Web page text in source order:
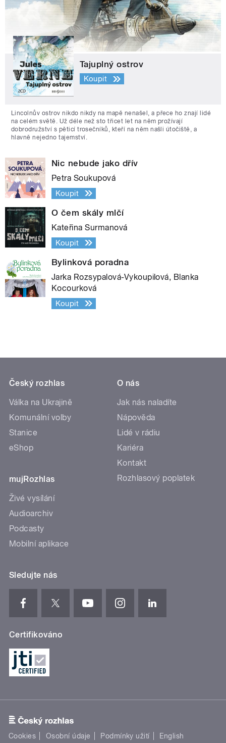
Tajuplný ostrov
Koupit
Lincolnův ostrov nikdo nikdy na mapě nenašel, a přece ho znají lidé
na celém světě. Už déle než sto třicet let na něm prožívají
dobrodružství s pěticí trosečníků, kteří na něm našli útočiště, a
hlavně nejedno tajemství.
Nic nebude jako dřív
Petra Soukupová
Koupit
O čem skály mlčí
Kateřina Surmanová
Koupit
Bylinková poradna
Jarka Rozsypalová-Vykoupilová, Blanka
Kocourková
Koupit
Český rozhlas
Válka na Ukrajině
Komunální volby
Stanice
eShop
mujRozhlas
Živé vysílání
Audioarchiv
Podcasty
Mobilní aplikace
O nás
Jak nás naladíte
Nápověda
Lidé v rádiu
Kariéra
Kontakt
Rozhlasový poplatek
Sledujte nás
Certifikováno
Cookies Osobní údaje Podmínky užití English